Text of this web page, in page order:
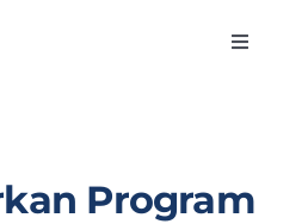
Toggle
Program